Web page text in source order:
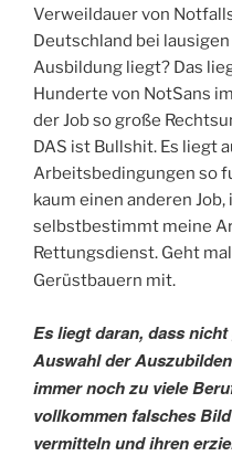
Verweildauer von
Deutschland bei lausigen
Ausbildung liegt? Das
Hunderte von NotSans
der Job so große
DAS ist Bullshit. Es liegt
Arbeitsbedingungen so
kaum einen anderen Job,
selbstbestimmt meine
Rettungsdienst. Geht
Gerüstbauern mit.
Es liegt daran, dass
Auswahl der
immer noch zu viele
vollkommen falsches
vermitteln und ihren